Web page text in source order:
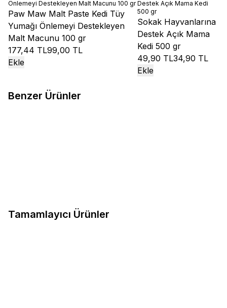
Paw Maw Malt Paste Kedi Tüy
Yumağı Önlemeyi Destekleyen
Malt Macunu 100 gr
177,44 TL99,00 TL
Ekle
Sokak Hayvanlarına
Destek Açık Mama
Kedi 500 gr
49,90 TL34,90 TL
Ekle
Benzer Ürünler
Tamamlayıcı Ürünler